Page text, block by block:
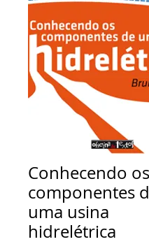
Conhecendo os
componentes
uma usina
hidrelétrica